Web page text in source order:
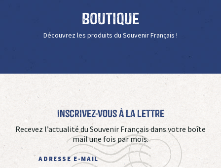
Boutique
Découvrez les produits du Souvenir Français !
Inscrivez-vous à La Lettre
Recevez l’actualité du Souvenir Français dans votre boîte
mail une fois par mois.
ADRESSE E-MAIL